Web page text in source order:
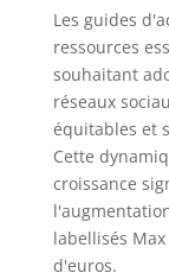
Les guides
ressources
souhaitant
réseaux
équitables et
Cette
croissance
labellisés
d'euros.